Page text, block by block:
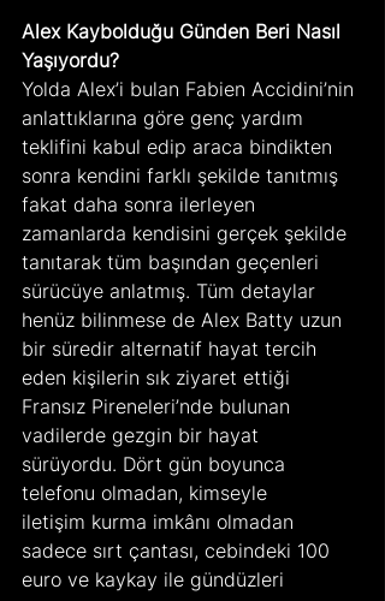
Alex Kaybolduğu Günden Beri Nasıl
Yaşıyordu?
Yolda Alex’i bulan Fabien Accidini’nin
anlattıklarına göre genç yardım
teklifini kabul edip araca bindikten
sonra kendini farklı şekilde tanıtmış
fakat daha sonra ilerleyen
zamanlarda kendisini gerçek şekilde
tanıtarak tüm başından geçenleri
sürücüye anlatmış. Tüm detaylar
henüz bilinmese de Alex Batty uzun
bir süredir alternatif hayat tercih
eden kişilerin sık ziyaret ettiği
Fransız Pireneleri’nde bulunan
vadilerde gezgin bir hayat
sürüyordu. Dört gün boyunca
telefonu olmadan, kimseyle
iletişim kurma imkânı olmadan
sadece sırt çantası, cebindeki 100
euro ve kaykay ile gündüzleri